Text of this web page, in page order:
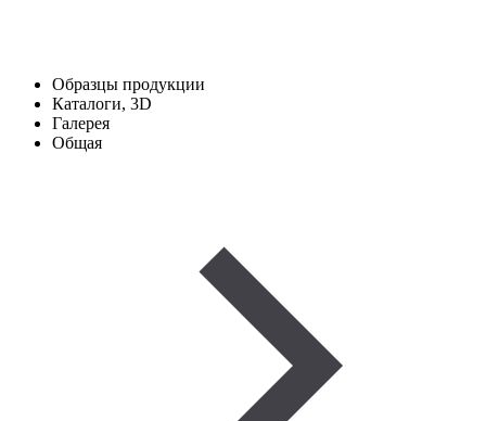
Образцы продукции
Каталоги, 3D
Галерея
Общая